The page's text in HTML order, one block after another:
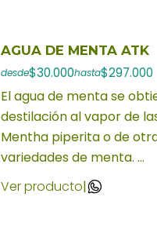
AGUA DE MENTA ATK
desde$30.000hasta$297.000
El agua de menta se
destilación al vapor de
Mentha piperita o de
variedades de menta. ...
Ver producto|